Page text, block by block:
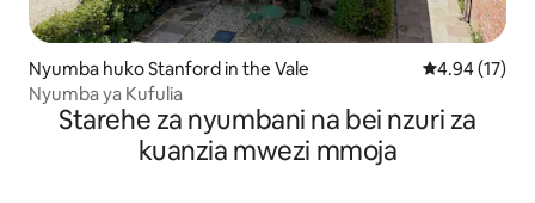
Nyumba huko Stanford in the Vale Ukadiriaji wa
4.94 (17)
Nyumba ya Kufulia
Starehe za nyumbani na bei nzuri za
kuanzia mwezi mmoja